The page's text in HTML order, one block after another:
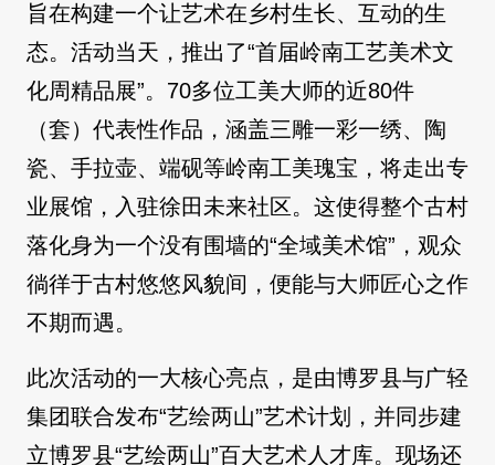
旨在构建一个让艺术在乡村生长、互动的生
态。活动当天，推出了“首届岭南工艺美术文
化周精品展”。70多位工美大师的近80件
（套）代表性作品，涵盖三雕一彩一绣、陶
瓷、手拉壶、端砚等岭南工美瑰宝，将走出专
业展馆，入驻徐田未来社区。这使得整个古村
落化身为一个没有围墙的“全域美术馆”，观众
徜徉于古村悠悠风貌间，便能与大师匠心之作
不期而遇。
此次活动的一大核心亮点，是由博罗县与广轻
集团联合发布“艺绘两山”艺术计划，并同步建
立博罗县“艺绘两山”百大艺术人才库。现场还